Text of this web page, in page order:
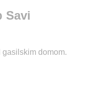
Savi
domom.